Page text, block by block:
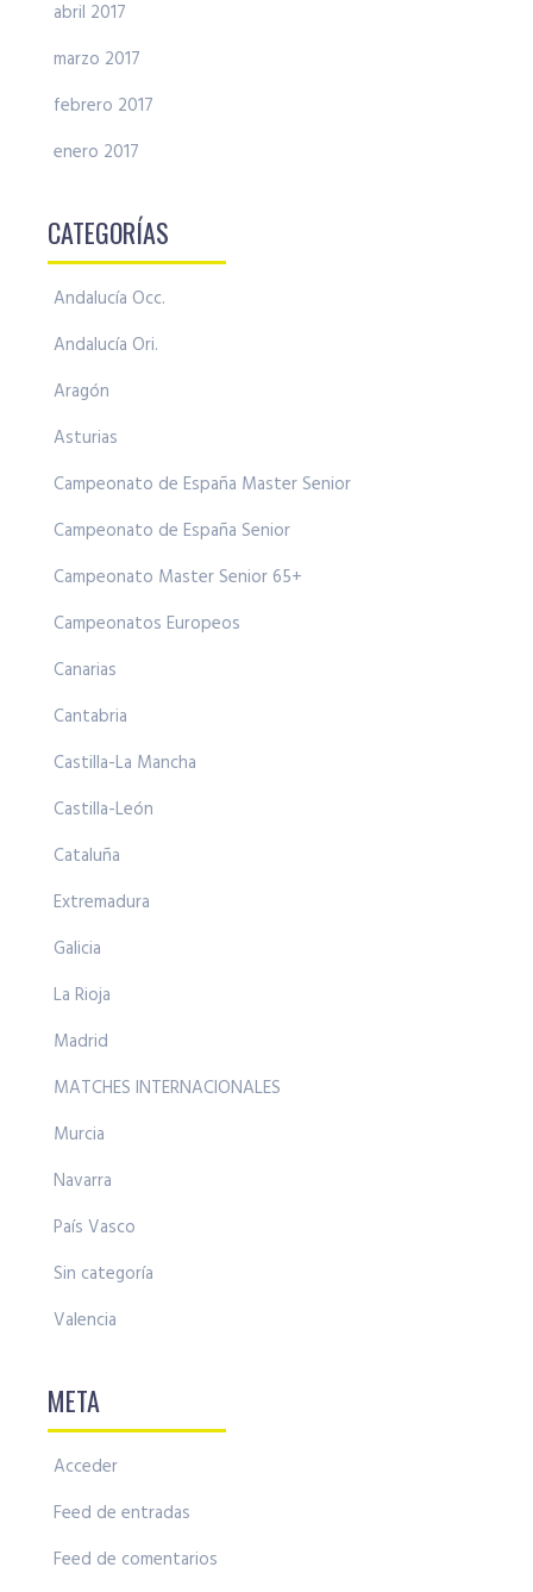
abril 2017
marzo 2017
febrero 2017
enero 2017
CATEGORÍAS
Andalucía Occ.
Andalucía Ori.
Aragón
Asturias
Campeonato de España Master Senior
Campeonato de España Senior
Campeonato Master Senior 65+
Campeonatos Europeos
Canarias
Cantabria
Castilla-La Mancha
Castilla-León
Cataluña
Extremadura
Galicia
La Rioja
Madrid
MATCHES INTERNACIONALES
Murcia
Navarra
País Vasco
Sin categoría
Valencia
META
Acceder
Feed de entradas
Feed de comentarios